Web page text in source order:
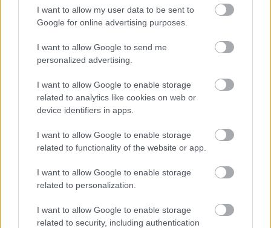
I want to allow my user data to be sent to
Google for online advertising purposes.
I want to allow Google to send me
personalized advertising.
I want to allow Google to enable storage
related to analytics like cookies on web or
device identifiers in apps.
I want to allow Google to enable storage
related to functionality of the website or app.
I want to allow Google to enable storage
related to personalization.
I want to allow Google to enable storage
related to security, including authentication
ÉLETMÓD
még rosszabb lesz a nátha